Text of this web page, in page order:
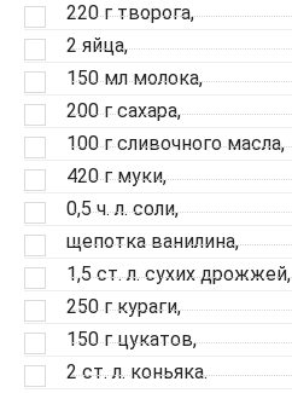
220 г творога,
2 яйца,
150 мл молока,
200 г сахара,
100 г сливочного масла,
420 г муки,
0,5 ч. л. соли,
щепотка ванилина,
1,5 ст. л. сухих дрожжей,
250 г кураги,
150 г цукатов,
2 ст. л. коньяка.